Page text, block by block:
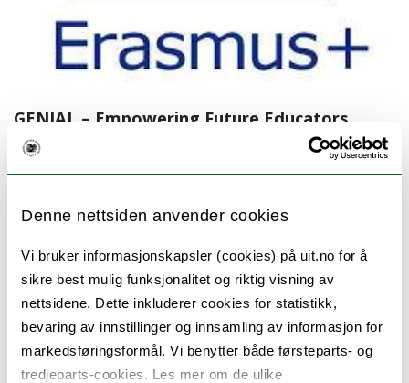
Denne nettsiden anvender cookies
Vi bruker informasjonskapsler (cookies) på uit.no for å
sikre best mulig funksjonalitet og riktig visning av
nettsidene. Dette inkluderer cookies for statistikk,
bevaring av innstillinger og innsamling av informasjon for
markedsføringsformål. Vi benytter både førsteparts- og
tredjeparts-cookies. Les mer om de ulike
GENIAL – Empowering Future Educators
UiT leder Erasmus+-prosjektet GENIAL (2025–
Prosjektleder er Maria Dardanou og medler i
prosjektet er Torstein Unstad og Nils
Christian Tveiterås. Prosjektet skal integrere
generativ AI i barnehagelærerutdanning
gjennom etiske og pedagogiske rammeverk,
validerte undervisningsressurser og utvikle en